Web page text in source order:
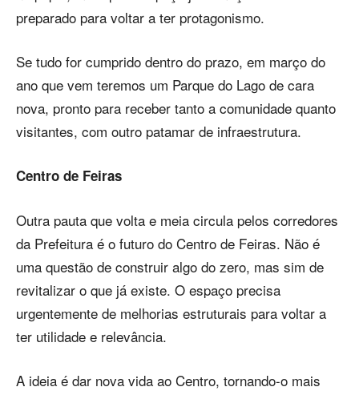
preparado para voltar a ter protagonismo.
Se tudo for cumprido dentro do prazo, em março do
ano que vem teremos um Parque do Lago de cara
nova, pronto para receber tanto a comunidade quanto
visitantes, com outro patamar de infraestrutura.
Centro de Feiras
Outra pauta que volta e meia circula pelos corredores
da Prefeitura é o futuro do Centro de Feiras. Não é
uma questão de construir algo do zero, mas sim de
revitalizar o que já existe. O espaço precisa
urgentemente de melhorias estruturais para voltar a
ter utilidade e relevância.
A ideia é dar nova vida ao Centro, tornando-o mais